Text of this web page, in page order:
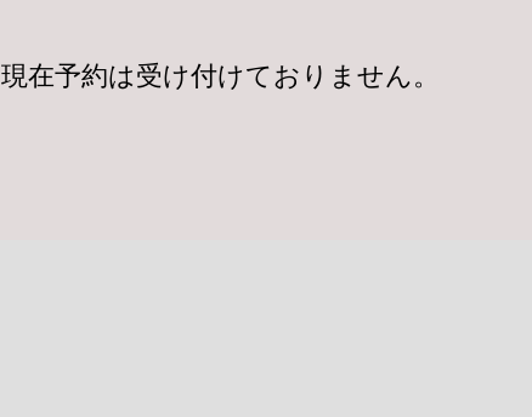
現在予約は受け付けておりません。